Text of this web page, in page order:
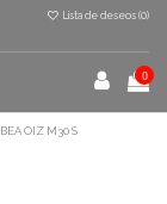
Lista de deseos (0)
0
OIZ M30 S